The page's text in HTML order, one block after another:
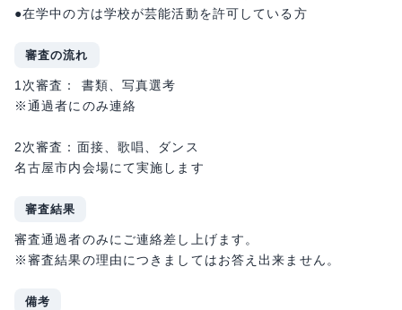
●在学中の方は学校が芸能活動を許可している方
審査の流れ
1次審査： 書類、写真選考
※通過者にのみ連絡
2次審査：面接、歌唱、ダンス
名古屋市内会場にて実施します
審査結果
審査通過者のみにご連絡差し上げます。
​※審査結果の理由につきましてはお答え出来ません。
備考